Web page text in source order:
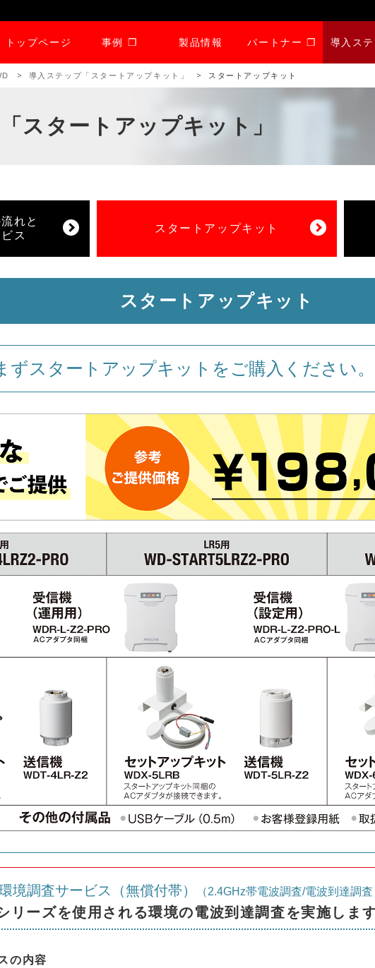
トップページ 事例 ❐ 製品情報 パートナー ❐ 導入ス
導入ステップ「スタートアップキット」 スタートアップキット
スタートアップキット」
れと
ス
スタートアップキット
スタートアップキット
ずスタートアップキットをご購入ください。
境調査サービス（無償付帯） （2.4GHz帯電波調査/電波到達調
リーズを使用される環境の電波到達調査を実施しま
の内容